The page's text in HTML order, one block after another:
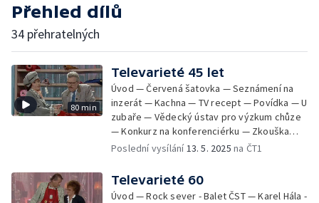
Přehled dílů
34 přehratelných
80 min
Televarieté 45 let
Úvod — Červená šatovka — Seznámení na
inzerát — Kachna — TV recept — Povídka — U
zubaře — Vědecký ústav pro výzkum chůze
— Konkurz na konferenciérku — Zkouška
ochotníků — Nad dopisy diváků — V rozhlase
Walkman
Poslední vysílání13. 5. 2025 na ČT1
Televarieté 60
Úvod — Rock sever - Balet ČST — Karel Hála -